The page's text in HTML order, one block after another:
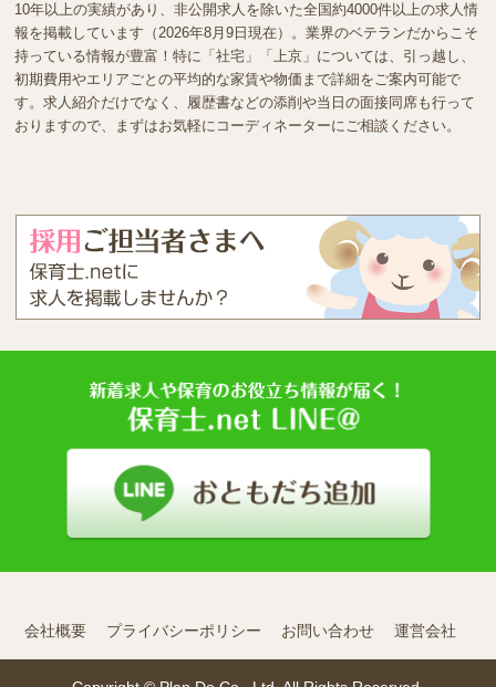
10年以上の実績があり、非公開求人を除いた全国約4000件以上の求人情
報を掲載しています（2026年8月9日現在）。業界のベテランだからこそ
持っている情報が豊富！特に「社宅」「上京」については、引っ越し、
初期費用やエリアごとの平均的な家賃や物価まで詳細をご案内可能で
す。求人紹介だけでなく、履歴書などの添削や当日の面接同席も行って
おりますので、まずはお気軽にコーディネーターにご相談ください。
会社概要 プライバシーポリシー お問い合わせ 運営会社